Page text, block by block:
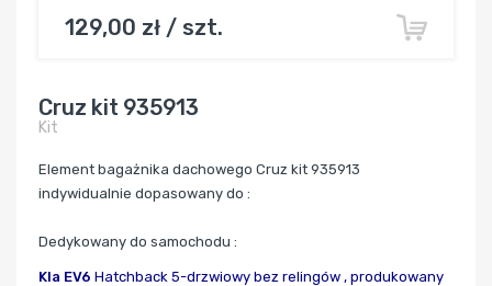
129,00 zł / szt.
Cruz kit 935913
Kit
Element bagażnika dachowego Cruz kit 935913
indywidualnie dopasowany do :
Dedykowany do samochodu :
KIa EV6 Hatchback 5-drzwiowy bez relingów , produkowany